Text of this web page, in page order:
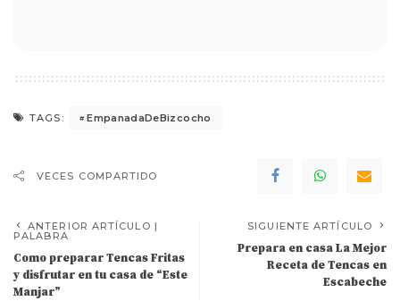
TAGS: EmpanadaDeBizcocho
VECES COMPARTIDO
ANTERIOR ARTÍCULO |
PALABRA
Como preparar Tencas Fritas
y disfrutar en tu casa de “Este
Manjar”
SIGUIENTE ARTÍCULO
Prepara en casa La Mejor
Receta de Tencas en
Escabeche